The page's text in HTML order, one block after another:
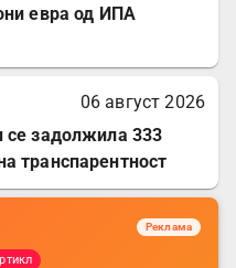
евра од ИПА
06 август 2026
се задолжила 333
транспарентност
Реклама